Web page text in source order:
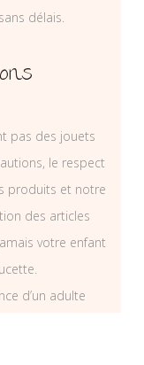
délais.
pas des jouets
le respect
produits et notre
des articles
votre enfant
d’un adulte